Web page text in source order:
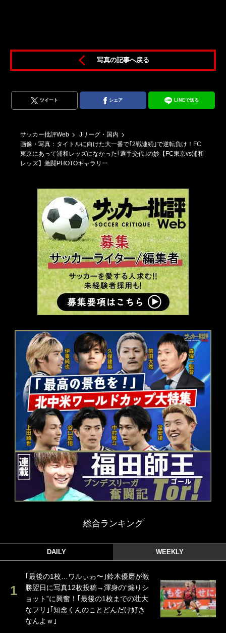
写真の記事へ戻る
ツイート シェア LINEで送る
サッカー批評Web
Jリーグ・国内
画像・写真：タイトルに向けた大一番で｢2戦連続｣で逆転負け！FC
東京にあって浦和レッズになかった｢選手交代｣の妙【FC東京vs浦和
レッズ】激闘PHOTOギャラリー
総合ランキング
DAILY WEEKLY
｢最後の1枚…ワルぃゎ〜｣鈴木優磨が激
勝翌日に写真12枚投稿→渾身の“煽りシ
ョット”に興奮！｢最後の1枚までの壮大
なフリ｣｢知念くんのことどんだけ好き
なんよｗ｣